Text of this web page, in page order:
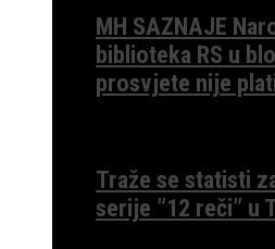
MH SAZNAJE
biblioteka RS u
prosvjete nije
Traže se statisti
serije ”12 reči” u